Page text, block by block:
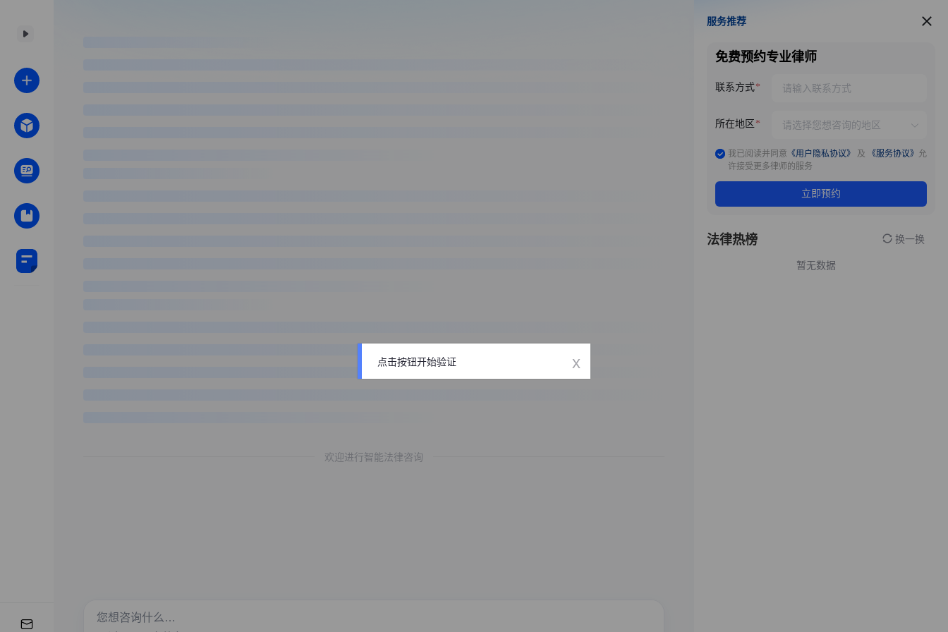
欢迎进行智能法律咨询
服务推荐
服务推荐
免费预约专业律师
联系方式
所在地区
我已阅读并同意 《用户隐私协议》 及 《服务协议》 允
许接受更多律师的服务
立即预约
法律热榜 换一换
暂无数据
点击按钮开始验证 x